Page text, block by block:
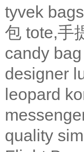
tyvek
包 tote,手
candy bag
designer
leopard
quality